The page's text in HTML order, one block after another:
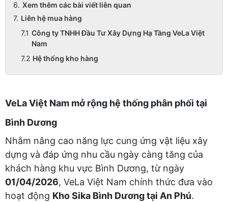
Xem thêm các bài viết liên quan
Liên hệ mua hàng
Công ty TNHH Đầu Tư Xây Dựng Hạ Tầng VeLa Việt
Nam
Hệ thống kho hàng
VeLa Việt Nam mở rộng hệ thống phân phối tại
Bình Dương
Nhằm nâng cao năng lực cung ứng vật liệu xây
dựng và đáp ứng nhu cầu ngày càng tăng của
khách hàng khu vực Bình Dương, từ ngày
01/04/2026, VeLa Việt Nam chính thức đưa vào
hoạt động Kho Sika Bình Dương tại An Phú.